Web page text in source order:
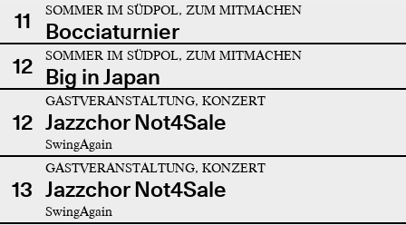
11 SOMMER IM SÜDPOL, ZUM MITMACHEN
Bocciaturnier
12
SOMMER IM SÜDPOL, ZUM MITMACHEN
Big in Japan
12
GASTVERANSTALTUNG, KONZERT
Jazzchor Not4Sale
SwingAgain
13
GASTVERANSTALTUNG, KONZERT
Jazzchor Not4Sale
SwingAgain